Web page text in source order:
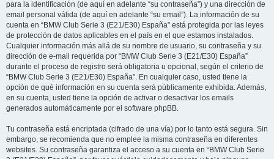
para la identificación (de aquí en adelante “su contraseña”) y una dirección de
email personal válida (de aquí en adelante “su email”). La información de su
cuenta en “BMW Club Serie 3 (E21/E30) España” está protegida por las leyes
de protección de datos aplicables en el país en el que estamos instalados.
Cualquier información más allá de su nombre de usuario, su contraseña y su
dirección de e-mail requerida por “BMW Club Serie 3 (E21/E30) España”
durante el proceso de registro será obligatoria u opcional, según el criterio de
“BMW Club Serie 3 (E21/E30) España”. En cualquier caso, usted tiene la
opción de qué información en su cuenta será públicamente exhibida. Además,
en su cuenta, usted tiene la opción de activar o desactivar los emails
generados automáticamente por el software phpBB.
Tu contraseña está encriptada (cifrado de una vía) por lo tanto está segura. Sin
embargo, se recomienda que no emplee la misma contraseña en diferentes
websites. Su contraseña garantiza el acceso a su cuenta en “BMW Club Serie